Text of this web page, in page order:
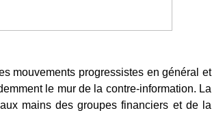
mouvements progressistes en général et
le mur de la contre-information. La
mains des groupes financiers et de la